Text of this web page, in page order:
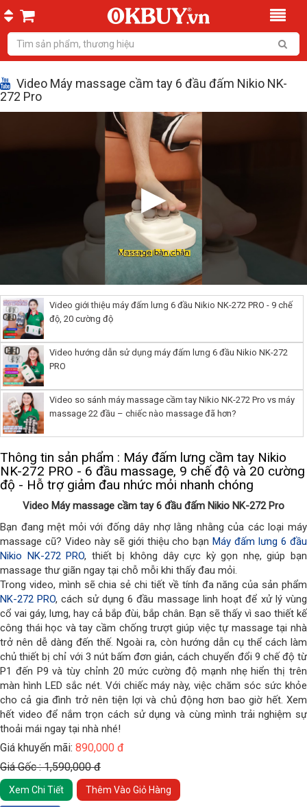
Video Máy massage cầm tay 6 đầu đấm Nikio NK-
272 Pro
Video giới thiệu máy đấm lưng 6 đầu Nikio NK-272 PRO - 9 chế
độ, 20 cường độ
Video hướng dẫn sử dụng máy đấm lưng 6 đầu Nikio NK-272
PRO
Video so sánh máy massage cầm tay Nikio NK-272 Pro vs máy
massage 22 đầu – chiếc nào massage đã hơn?
Thông tin sản phẩm : Máy đấm lưng cầm tay Nikio
NK-272 PRO - 6 đầu massage, 9 chế độ và 20 cường
độ - Hỗ trợ giảm đau nhức mỏi nhanh chóng
Video Máy massage cầm tay 6 đầu đấm Nikio NK-272 Pro
Bạn đang mệt mỏi với đống dây nhợ lằng nhằng của các loại máy
massage cũ? Video này sẽ giới thiệu cho bạnMáy đấm lưng 6 đầu
Nikio NK-272 PRO, thiết bị không dây cực kỳ gọn nhẹ, giúp bạn
massage thư giãn ngay tại chỗ mỗi khi thấy đau mỏi.
Trong video, mình sẽ chia sẻ chi tiết về tính đa năng của sản phẩm
NK-272 PRO, cách sử dụng 6 đầu massage linh hoạt để xử lý vùng
cổ vai gáy, lưng, hay cả bắp đùi, bắp chân. Bạn sẽ thấy vì sao thiết kế
công thái học và tay cầm chống trượt giúp việc tự massage tại nhà
trở nên dễ dàng đến thế. Ngoài ra, còn hướng dẫn cụ thể cách làm
chủ thiết bị chỉ với 3 nút bấm đơn giản, cách chuyển đổi 9 chế độ từ
P1 đến P9 và tùy chỉnh 20 mức cường độ mạnh nhẹ hiển thị trên
màn hình LED sắc nét. Với chiếc máy này, việc chăm sóc sức khỏe
cho cả gia đình trở nên tiện lợi và chủ động hơn bao giờ hết. Xem
hết video để nắm trọn cách sử dụng và cùng mình trải nghiệm sự
thoải mái ngay tại nhà nhé!
Giá khuyến mãi: 890,000 đ
Giá Gốc : 1,590,000 đ
Xem Chi Tiết Thêm Vào Giỏ Hàng